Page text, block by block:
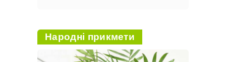
Народні прикмети